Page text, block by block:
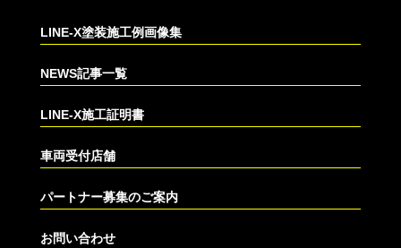
LINE-X塗装施工例画像集
NEWS記事一覧
LINE-X施工証明書
車両受付店舗
パートナー募集のご案内
お問い合わせ